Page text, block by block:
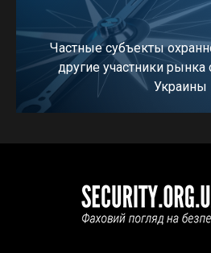
Частные субъекты
другие участники рынка
Украины
ПЕРЕЙТИ